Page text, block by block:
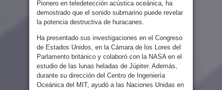
Pionero en teledetección acústica oceánica, ha
demostrado que el sonido submarino puede revelar
la potencia destructiva de huracanes.
Ha presentado sus investigaciones en el Congreso
de Estados Unidos, en la Cámara de los Lores del
Parlamento británico y colaboró con la NASA en el
estudio de las lunas heladas de Júpiter. Además,
durante su dirección del Centro de Ingeniería
Oceánica del MIT, ayudó a las Naciones Unidas en